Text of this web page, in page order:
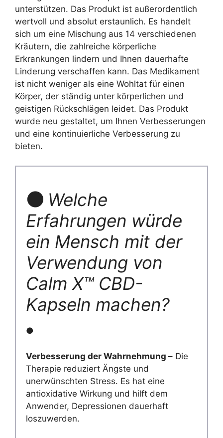
unterstützen. Das Produkt ist außerordentlich
wertvoll und absolut erstaunlich. Es handelt
sich um eine Mischung aus 14 verschiedenen
Kräutern, die zahlreiche körperliche
Erkrankungen lindern und Ihnen dauerhafte
Linderung verschaffen kann. Das Medikament
ist nicht weniger als eine Wohltat für einen
Körper, der ständig unter körperlichen und
geistigen Rückschlägen leidet. Das Produkt
wurde neu gestaltet, um Ihnen Verbesserungen
und eine kontinuierliche Verbesserung zu
bieten.
🌑 Welche
Erfahrungen würde
ein Mensch mit der
Verwendung von
Calm X™ CBD-
Kapseln machen?
●
Verbesserung der Wahrnehmung – Die
Therapie reduziert Ängste und
unerwünschten Stress. Es hat eine
antioxidative Wirkung und hilft dem
Anwender, Depressionen dauerhaft
loszuwerden.